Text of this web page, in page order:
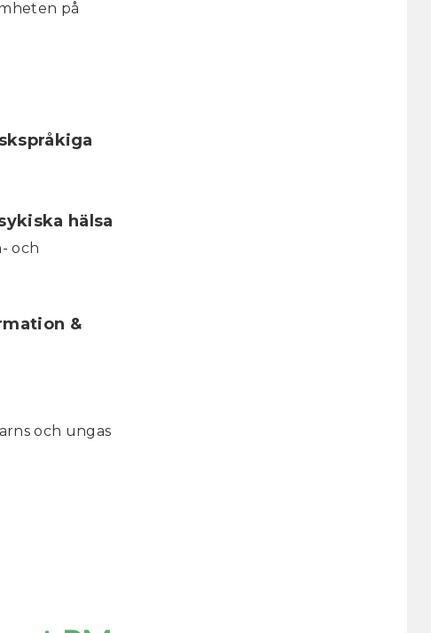
på
hälsa
och
&
och ungas